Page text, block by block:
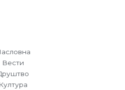
Вести
Култура